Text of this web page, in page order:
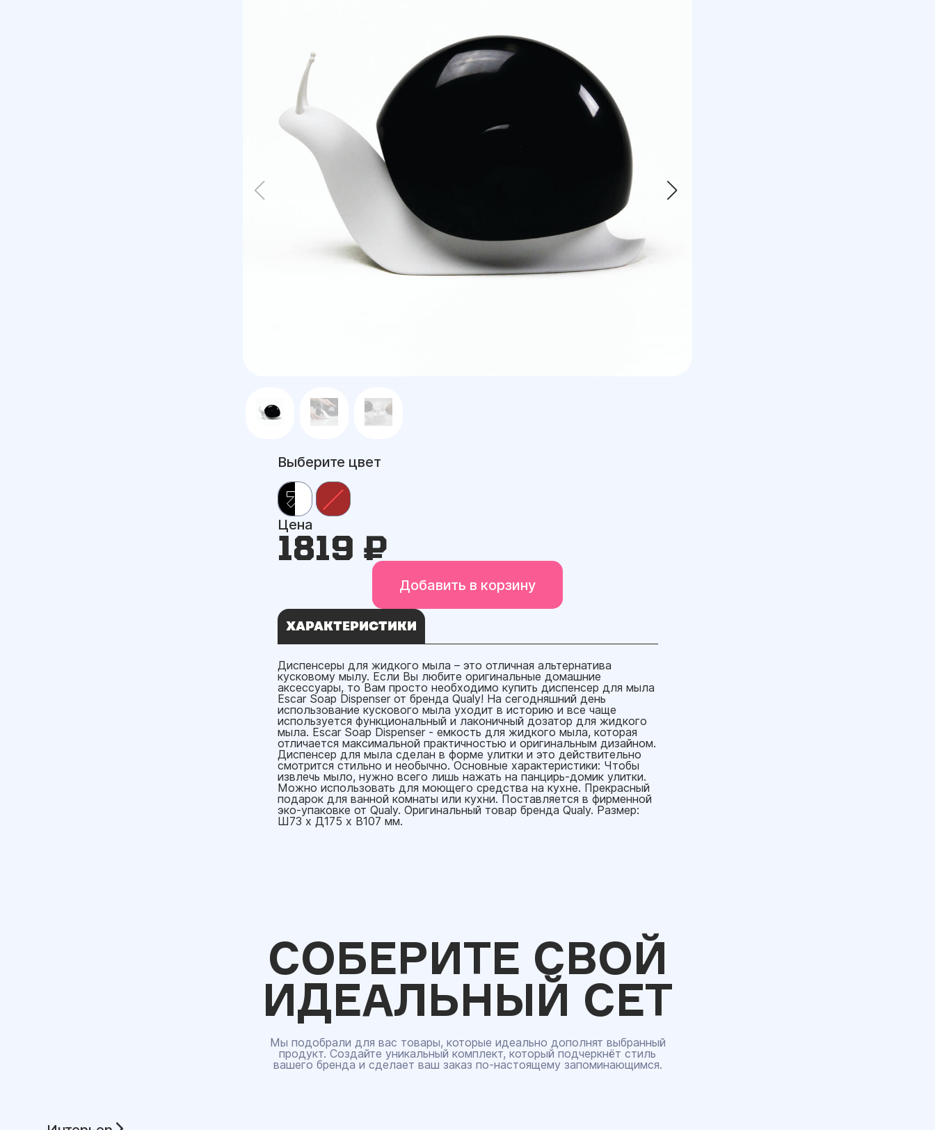
Выберите цвет
Цена
1819 ₽
Добавить в корзину
ХАРАКТЕРИСТИКИ
Диспенсеры для жидкого мыла – это отличная альтернатива
кусковому мылу. Если Вы любите оригинальные домашние
аксессуары, то Вам просто необходимо купить диспенсер для мыла
Escar Soap Dispenser от бренда Qualy! На сегодняшний день
использование кускового мыла уходит в историю и все чаще
используется функциональный и лаконичный дозатор для жидкого
мыла. Escar Soap Dispenser - емкость для жидкого мыла, которая
отличается максимальной практичностью и оригинальным дизайном.
Диспенсер для мыла сделан в форме улитки и это действительно
смотрится стильно и необычно. Основные характеристики: Чтобы
извлечь мыло, нужно всего лишь нажать на панцирь-домик улитки.
Можно использовать для моющего средства на кухне. Прекрасный
подарок для ванной комнаты или кухни. Поставляется в фирменной
эко-упаковке от Qualy. Оригинальный товар бренда Qualy. Размер:
Ш73 x Д175 x В107 мм.
СОБЕРИТЕ СВОЙ
ИДЕАЛЬНЫЙ СЕТ
Мы подобрали для вас товары, которые идеально дополнят выбранный
продукт. Создайте уникальный комплект, который подчеркнёт стиль
вашего бренда и сделает ваш заказ по‑настоящему запоминающимся.